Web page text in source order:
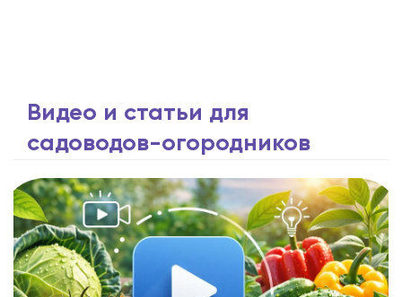
Видео и статьи для
садоводов-огородников